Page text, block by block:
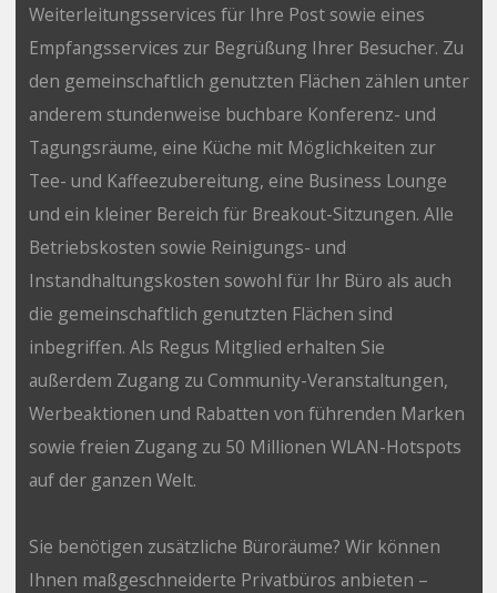
Weiterleitungsservices für Ihre Post sowie eines
Empfangsservices zur Begrüßung Ihrer Besucher. Zu
den gemeinschaftlich genutzten Flächen zählen unter
anderem stundenweise buchbare Konferenz- und
Tagungsräume, eine Küche mit Möglichkeiten zur
Tee- und Kaffeezubereitung, eine Business Lounge
und ein kleiner Bereich für Breakout-Sitzungen. Alle
Betriebskosten sowie Reinigungs- und
Instandhaltungskosten sowohl für Ihr Büro als auch
die gemeinschaftlich genutzten Flächen sind
inbegriffen. Als Regus Mitglied erhalten Sie
außerdem Zugang zu Community-Veranstaltungen,
Werbeaktionen und Rabatten von führenden Marken
sowie freien Zugang zu 50 Millionen WLAN-Hotspots
auf der ganzen Welt.
Sie benötigen zusätzliche Büroräume? Wir können
Ihnen maßgeschneiderte Privatbüros anbieten –